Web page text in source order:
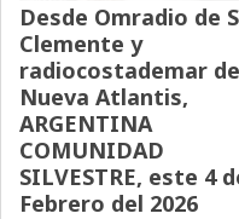
Desde Omradio de
Clemente y
radiocostademar de
Nueva Atlantis,
ARGENTINA
COMUNIDAD
SILVESTRE, este 4
Febrero del 2026